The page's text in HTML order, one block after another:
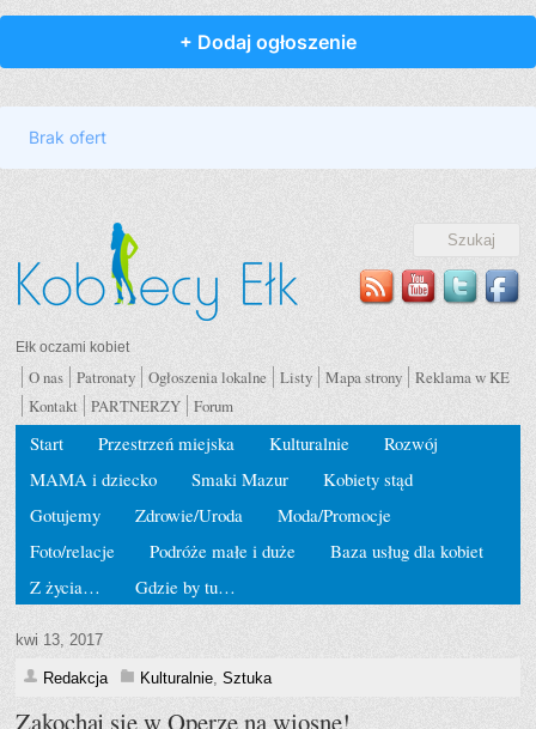
Ełk oczami kobiet
O nas Patronaty Ogłoszenia lokalne Listy Mapa strony
Reklama w KE
Kontakt
PARTNERZY Forum
Start Przestrzeń miejska Kulturalnie
Rozwój
MAMA i dziecko
Smaki Mazur
Kobiety stąd
Gotujemy
Zdrowie/Uroda
Moda/Promocje
Foto/relacje
Podróże małe i duże
Baza usług dla kobiet
Z życia…
Gdzie by tu…
kwi 13, 2017
Redakcja Kulturalnie, Sztuka
Zakochaj się w Operze na wiosnę!